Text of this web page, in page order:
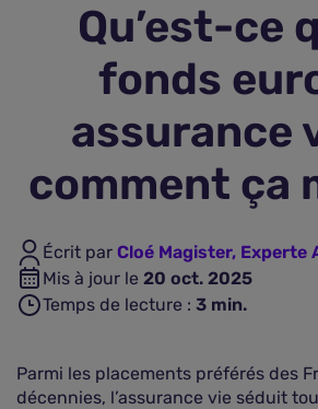
Assurance vie
Plus d'assurances
Qu’est-ce
fonds
assurance
comment ça
Écrit par Cloé Magister, Experte
Mis à jour le 20 oct. 2025
Temps de lecture : 3 min.
Parmi les placements préférés des
décennies, l’assurance vie séduit